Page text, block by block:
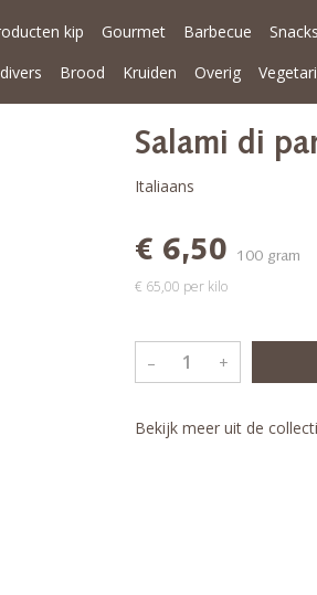
kip Gourmet Barbecue Snacks
Brood Kruiden Overig
Salami di
Italiaans
€ 6,50 100 gram
€ 65,00 per kilo
– +
Bekijk meer uit de